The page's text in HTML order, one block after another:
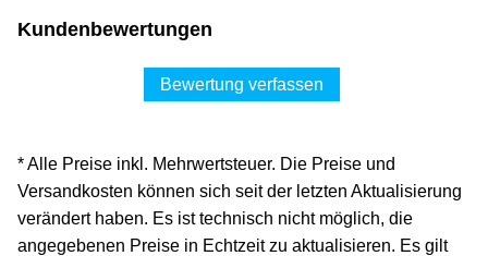
Kundenbewertungen
Bewertung verfassen
* Alle Preise inkl. Mehrwertsteuer. Die Preise und
Versandkosten können sich seit der letzten Aktualisierung
verändert haben. Es ist technisch nicht möglich, die
angegebenen Preise in Echtzeit zu aktualisieren. Es gilt